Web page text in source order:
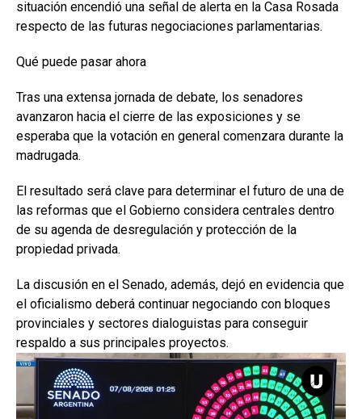
situación encendió una señal de alerta en la Casa Rosada
respecto de las futuras negociaciones parlamentarias.
Qué puede pasar ahora
Tras una extensa jornada de debate, los senadores
avanzaron hacia el cierre de las exposiciones y se
esperaba que la votación en general comenzara durante la
madrugada.
El resultado será clave para determinar el futuro de una de
las reformas que el Gobierno considera centrales dentro
de su agenda de desregulación y protección de la
propiedad privada.
La discusión en el Senado, además, dejó en evidencia que
el oficialismo deberá continuar negociando con bloques
provinciales y sectores dialoguistas para conseguir
respaldo a sus principales proyectos.